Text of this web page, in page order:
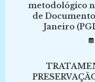
metodológico
de
Janeiro